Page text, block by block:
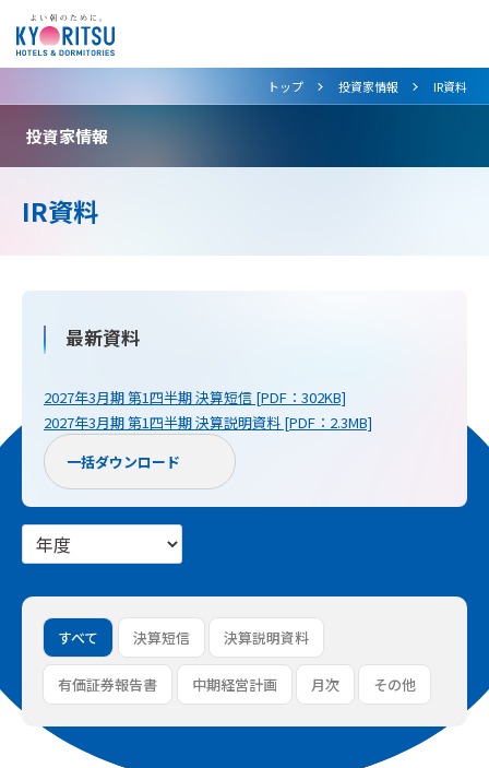
トップ >
投資家情報 >
IR資料
投資家情報
IR資料
最新資料
2027年3月期 第1四半期 決算短信 [PDF：302KB]
2027年3月期 第1四半期 決算説明資料 [PDF：2.3MB]
一括ダウンロード
すべて 決算短信 決算説明資料
有価証券報告書 中期経営計画 月次 その他